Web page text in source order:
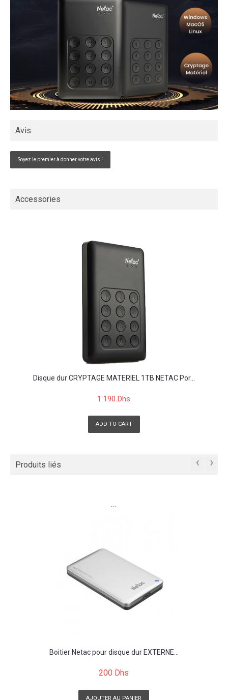
Avis
Soyez le premier à donner votre avis !
Accessories
Disque dur CRYPTAGE MATERIEL 1TB NETAC Por...
1 190 Dhs
ADD TO CART
Produits liés ‹ ›
```
Boitier Netac pour disque dur EXTERNE...
200 Dhs
AJOUTER AU PANIER